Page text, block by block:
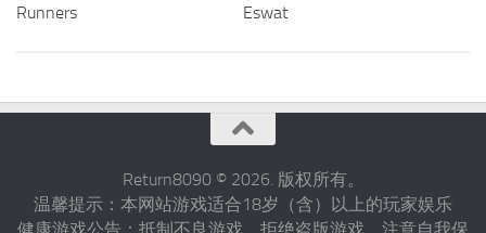
Runners
Eswat
Return8090 © 2026. 版权所有。
温馨提示：本网站游戏适合18岁（含）以上的玩家娱乐